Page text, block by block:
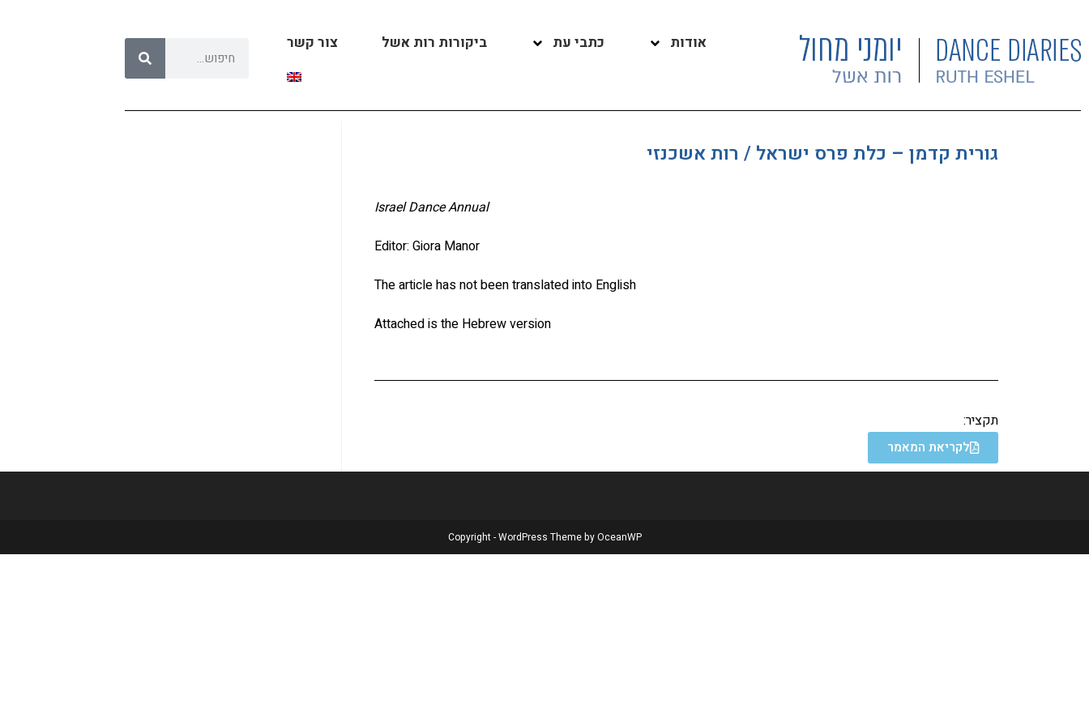
אודות כתבי עת ביקורות רות אשל צור קשר
גורית קדמן – כלת פרס ישראל / רות אשכנזי
Israel Dance Annual
Editor: Giora Manor
The article has not been translated into English
Attached is the Hebrew version
תקציר:
לקריאת המאמר
Copyright - WordPress Theme by OceanWP